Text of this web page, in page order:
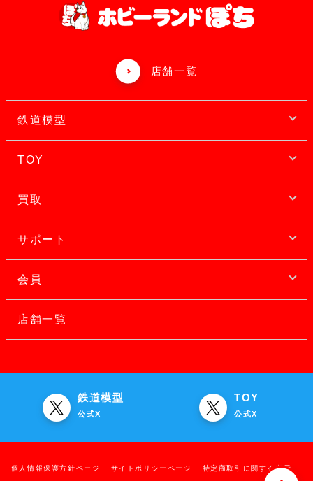
店舗一覧
鉄道模型
TOY
買取
サポート
会員
店舗一覧
鉄道模型
公式X
TOY
公式X
個人情報保護方針ページ サイトポリシーページ 特定商取引に関する表示